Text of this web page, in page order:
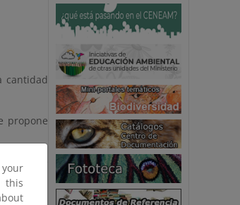
cantidad
propone
las que
this